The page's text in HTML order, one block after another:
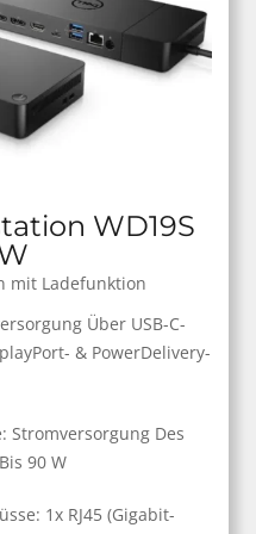
WD19S
mit Ladefunktion
Über USB-C-
& PowerDelivery-
Stromversorgung Des
90 W
1x RJ45 (Gigabit-